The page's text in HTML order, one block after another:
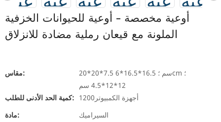
أوعية مخصصة - أوعية للحيوانات الخزفية
الملونة مع قيعان رملية مضادة للانزلاق
مقاس:
20*20*7.5 سم ؛ 16.5*16.5*6cm ؛
12*12*4.5 سم
كمية الحد الأدنى للطلب:
أجهزة الكمبيوتر1200
مادة:
السيراميك